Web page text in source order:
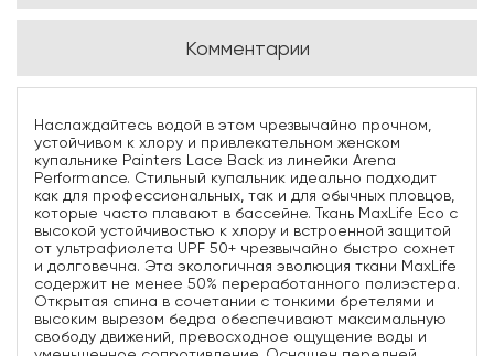
Комментарии
Наслаждайтесь водой в этом чрезвычайно прочном,
устойчивом к хлору и привлекательном женском
купальнике Painters Lace Back из линейки Arena
Performance. Стильный купальник идеально подходит
как для профессиональных, так и для обычных пловцов,
которые часто плавают в бассейне. Ткань MaxLife Eco с
высокой устойчивостью к хлору и встроенной защитой
от ультрафиолета UPF 50+ чрезвычайно быстро сохнет
и долговечна. Эта экологичная эволюция ткани MaxLife
содержит не менее 50% переработанного полиэстера.
Открытая спина в сочетании с тонкими бретелями и
высоким вырезом бедра обеспечивают максимальную
свободу движений, превосходное ощущение воды и